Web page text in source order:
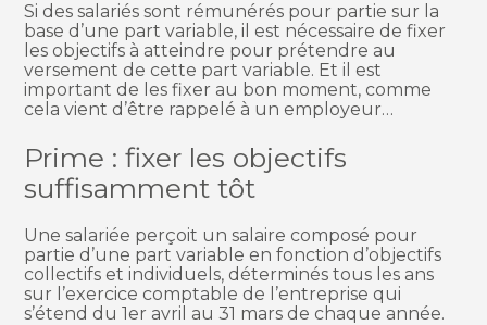
Si des salariés sont rémunérés pour partie sur la
base d’une part variable, il est nécessaire de fixer
les objectifs à atteindre pour prétendre au
versement de cette part variable. Et il est
important de les fixer au bon moment, comme
cela vient d’être rappelé à un employeur…
Prime : fixer les objectifs
suffisamment tôt
Une salariée perçoit un salaire composé pour
partie d’une part variable en fonction d’objectifs
collectifs et individuels, déterminés tous les ans
sur l’exercice comptable de l’entreprise qui
s’étend du 1er avril au 31 mars de chaque année.